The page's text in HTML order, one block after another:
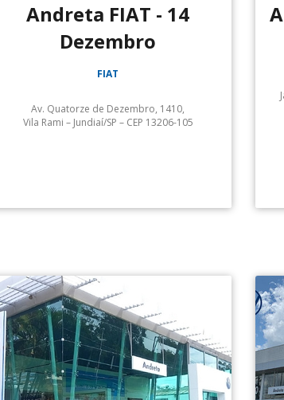
Andreta FIAT - 14
Dezembro
FIAT
Av. Quatorze de Dezembro, 1410,
Vila Rami – Jundiaí/SP – CEP 13206-105